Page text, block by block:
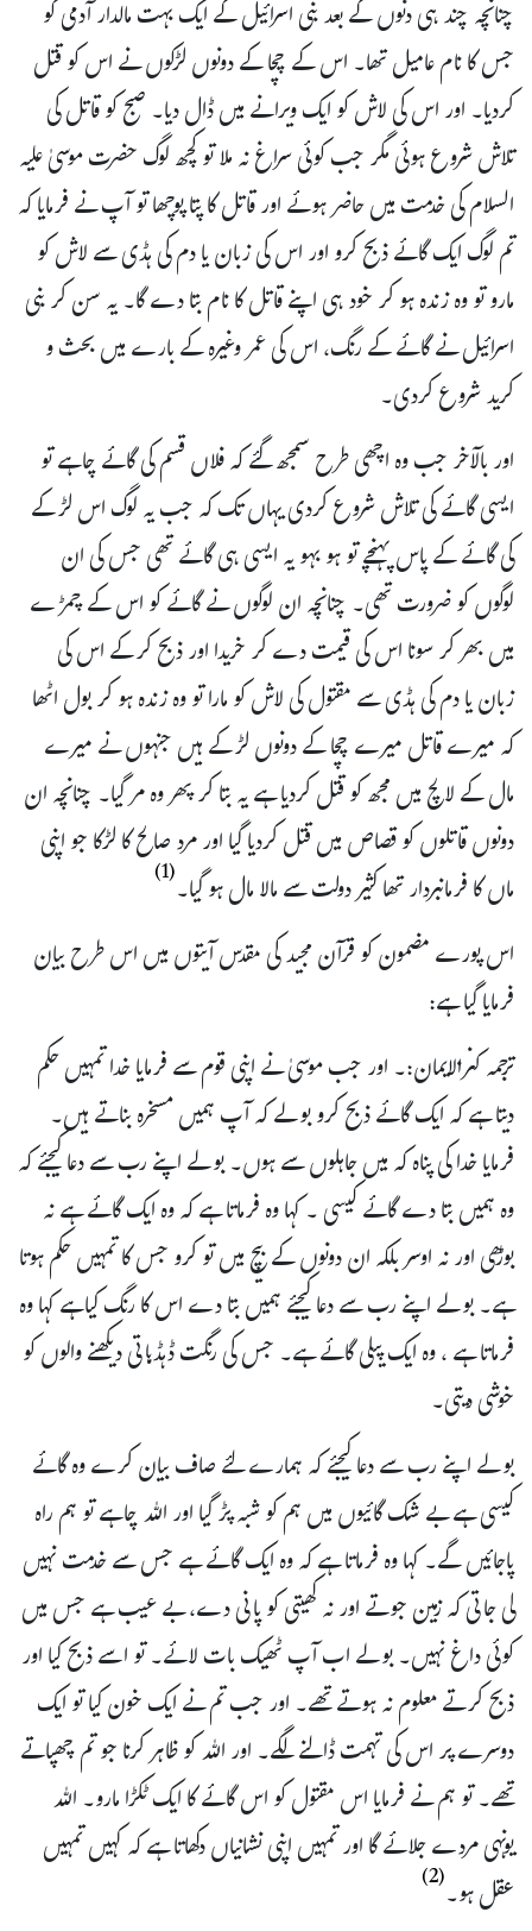
چنانچہ چند ہی دنوں کے بعد بنی اسرائیل کے ایک بہت مالدار آدمی کو
جس کا نام عامیل تھا۔ اس کے چچا کے دونوں لڑکوں نے اس کو قتل
کردیا۔ اور اس کی لاش کو ایک ویرانے میں ڈال دیا۔ صبح کو قاتل کی
تلاش شروع ہوئی مگر جب کوئی سراغ نہ ملا تو کچھ لوگ حضرت موسیٰ علیہ
السلام کی خدمت میں حاضر ہوئے اور قاتل کا پتا پوچھا تو آپ نے فرمایا کہ
تم لوگ ایک گائے ذبح کرو اور اس کی زبان یا دم کی ہڈی سے لاش کو
مارو تو وہ زندہ ہو کر خود ہی اپنے قاتل کا نام بتا دے گا۔ یہ سن کر بنی
اسرائیل نے گائے کے رنگ، اس کی عمر وغیرہ کے بارے میں بحث و
کرید شروع کردی۔
اور بالآخر جب وہ اچھی طرح سمجھ گئے کہ فلاں قسم کی گائے چاہے تو
ایسی گائے کی تلاش شروع کردی یہاں تک کہ جب یہ لوگ اس لڑکے
کی گائے کے پاس پہنچے تو ہو بہو یہ ایسی ہی گائے تھی جس کی ان
لوگوں کو ضرورت تھی۔ چنانچہ ان لوگوں نے گائے کو اس کے چمڑے
میں بھر کر سونا اس کی قیمت دے کر خریدا اور ذبح کرکے اس کی
زبان یا دم کی ہڈی سے مقتول کی لاش کو مارا تو وہ زندہ ہو کر بول اٹھا
کہ میرے قاتل میرے چچا کے دونوں لڑکے ہیں جنہوں نے میرے
مال کے لالچ میں مجھ کو قتل کردیا ہے یہ بتا کر پھر وہ مر گیا۔ چنانچہ ان
دونوں قاتلوں کو قصاص میں قتل کردیا گیا اور مرد صالح کا لڑکا جو اپنی
ماں کا فرمانبردار تھا کثیر دولت سے مالا مال ہو گیا۔(1)
اس پورے مضمون کو قرآن مجید کی مقدس آیتوں میں اس طرح بیان
فرمایا گیا ہے:
ترجمہ کنزالایمان:۔ اور جب موسیٰ نے اپنی قوم سے فرمایا خدا تمہیں حکم
دیتا ہے کہ ایک گائے ذبح کرو بولے کہ آپ ہمیں مسخرہ بناتے ہیں۔
فرمایا خدا کی پناہ کہ میں جاہلوں سے ہوں۔ بولے اپنے رب سے دعا کیجئے کہ
وہ ہمیں بتا دے گائے کیسی ۔ کہا وہ فرماتا ہے کہ وہ ایک گائے ہے نہ
بوڑھی اور نہ اوسر بلکہ ان دونوں کے بیچ میں تو کرو جس کا تمہیں حکم ہوتا
ہے۔ بولے اپنے رب سے دعا کیجئے ہمیں بتا دے اس کا رنگ کیاہے کہا وہ
فرماتا ہے ، وہ ایک پیلی گائے ہے۔ جس کی رنگت ڈہڈہاتی دیکھنے والوں کو
خوشی دیتی۔
بولے اپنے رب سے دعا کیجئے کہ ہمارے لئے صاف بیان کرے وہ گائے
کیسی ہے بے شک گائیوں میں ہم کو شبہ پڑ گیا اور اللہ چاہے تو ہم راہ
پاجائیں گے۔ کہا وہ فرماتا ہے کہ وہ ایک گائے ہے جس سے خدمت نہیں
لی جاتی کہ زمین جوتے اور نہ کھیتی کو پانی دے، بے عیب ہے جس میں
کوئی داغ نہیں۔ بولے اب آپ ٹھیک بات لائے۔ تو اسے ذبح کیا اور
ذبح کرتے معلوم نہ ہوتے تھے۔ اور جب تم نے ایک خون کیا تو ایک
دوسرے پر اس کی تہمت ڈالنے لگے۔ اور اللہ کو ظاہر کرنا جو تم چھپاتے
تھے۔ تو ہم نے فرمایا اس مقتول کو اس گائے کا ایک ٹکڑا مارو۔ اللہ
یونہی مردے جلائے گا اور تمہیں اپنی نشانیاں دکھاتا ہے کہ کہیں تمہیں
عقل ہو۔(2)